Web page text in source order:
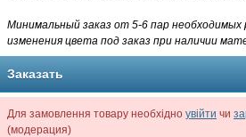
Минимальный заказ от 5-6 пар необходимых
изменения цвета под заказ при наличии
Заказать
Для замовлення товару необхідно увійти чи
(модерация)